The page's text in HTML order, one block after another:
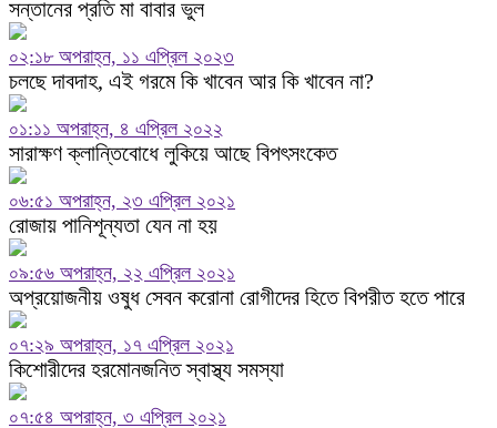
সন্তানের প্রতি মা বাবার ভুল
০২:১৮ অপরাহ্ন, ১১ এপ্রিল ২০২৩
চলছে দাবদাহ, এই গরমে কি খাবেন আর কি খাবেন না?
০১:১১ অপরাহ্ন, ৪ এপ্রিল ২০২২
সারাক্ষণ ক্লান্তিবোধে লুকিয়ে আছে বিপৎসংকেত
০৬:৫১ অপরাহ্ন, ২৩ এপ্রিল ২০২১
রোজায় পানিশূন্যতা যেন না হয়
০৯:৫৬ অপরাহ্ন, ২২ এপ্রিল ২০২১
অপ্রয়োজনীয় ওষুধ সেবন করোনা রোগীদের হিতে বিপরীত হতে পারে
০৭:২৯ অপরাহ্ন, ১৭ এপ্রিল ২০২১
কিশোরীদের হরমোনজনিত স্বাস্থ্য সমস্যা
০৭:৫৪ অপরাহ্ন, ৩ এপ্রিল ২০২১